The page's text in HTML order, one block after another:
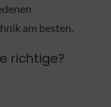
am besten.
richtige?